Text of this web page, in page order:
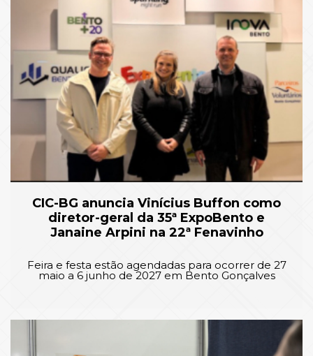
CIC-BG anuncia Vinícius Buffon como
diretor-geral da 35ª ExpoBento e
Janaine Arpini na 22ª Fenavinho
Feira e festa estão agendadas para ocorrer de 27
maio a 6 junho de 2027 em Bento Gonçalves